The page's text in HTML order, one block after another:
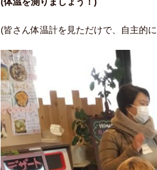
(皆さん体温計を見ただけで、自主的